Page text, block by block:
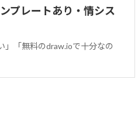
プレートあり・情シス
」「無料のdraw.ioで十分なの